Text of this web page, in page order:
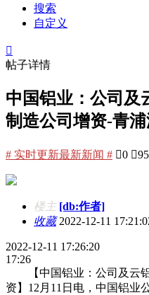
搜索
自定义

帖子详情
中国铝业：公司及
制造公司增资-青
# 实时更新最新新闻 # 0 
楼主 [db:作者]
收藏2022-12-11
2022-12-11 17:26:20
17:26
【中国铝业：公司及云铝
资】12月11日电，中国铝业